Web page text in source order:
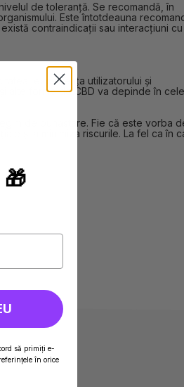
de toleranță. Se recomandă, în
Este întotdeauna
contraindicații sau interacțiuni
experiența utilizatorului și
alte forme de CBD va depinde în
de bunăstare. Fie că este vorba
și a minimiza riscurile. La fel ca în
să primiți e-
în orice